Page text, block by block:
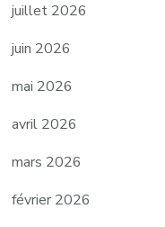
juillet 2026
juin 2026
mai 2026
avril 2026
mars 2026
février 2026